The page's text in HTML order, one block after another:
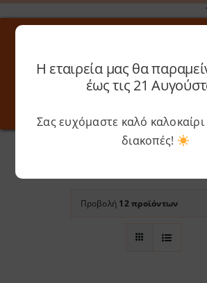
Μετάβαση
στο
Αναζήτηση
Toggle
Online 3D Printing
Outlet
Shop
Λογαριασμός
Προβολή 12 προϊόντων
Η εταιρεία μας θα
έως τις 21
Σας ευχόμαστε καλό
διακοπές!